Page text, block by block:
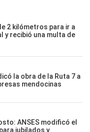
2 kilómetros para ir a
y recibió una multa de
la obra de la Ruta 7 a
mendocinas
ANSES modificó el
jubilados y